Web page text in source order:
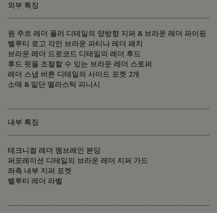
외부 특징
원 주르 레더 풀러 디테일의 양방향 지퍼 & 브라운 레더 파이핑
벨루티 로고 각인 브라운 파티나 레더 패치
브라운 레더 드로코드 디테일의 레더 후드
후드 핏을 조절할 수 있는 브라운 레더 스토퍼
레더 스냅 버튼 디테일의 사이드 포켓 2개
소매 & 밑단 엘라스틱 피니시
내부 특징
테크니컬 레더 멤브레인 본딩
퍼포레이션 디테일의 브라운 레더 지퍼 가드
좌측 내부 지퍼 포켓
벨루티 레더 라벨